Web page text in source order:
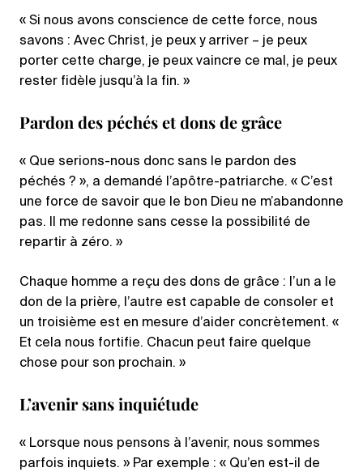
« Si nous avons conscience de cette force, nous
savons : Avec Christ, je peux y arriver – je peux
porter cette charge, je peux vaincre ce mal, je peux
rester fidèle jusqu’à la fin. »
Pardon des péchés et dons de grâce
« Que serions-nous donc sans le pardon des
péchés ? », a demandé l’apôtre-patriarche. « C’est
une force de savoir que le bon Dieu ne m’abandonne
pas. Il me redonne sans cesse la possibilité de
repartir à zéro. »
Chaque homme a reçu des dons de grâce : l’un a le
don de la prière, l’autre est capable de consoler et
un troisième est en mesure d’aider concrètement. «
Et cela nous fortifie. Chacun peut faire quelque
chose pour son prochain. »
L’avenir sans inquiétude
« Lorsque nous pensons à l’avenir, nous sommes
parfois inquiets. » Par exemple : « Qu’en est-il de